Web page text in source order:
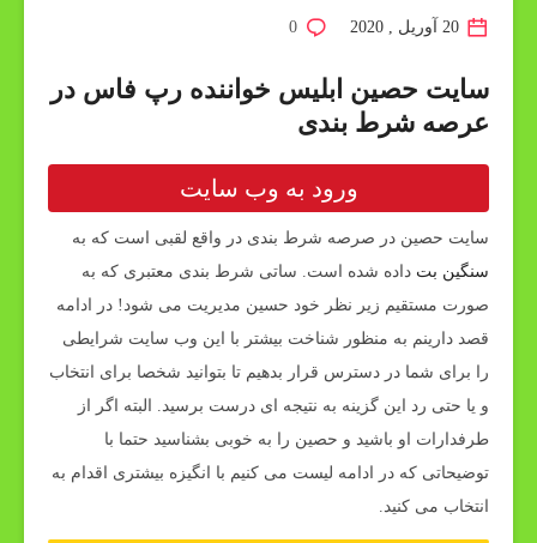
0
سایت حصین ابلیس خواننده رپ فاس در
عرصه شرط بندی
ورود به وب سایت
سایت حصین در صرصه شرط بندی در واقع لقبی است که به
سنگین بت داده شده است. ساتی شرط بندی معتبری که به
صورت مستقیم زیر نظر خود حسین مدیریت می شود! در ادامه
قصد دارینم به منظور شناخت بیشتر با این وب سایت شرایطی
را برای شما در دسترس قرار بدهیم تا بتوانید شخصا برای انتخاب
و یا حتی رد این گزینه به نتیجه ای درست برسید. البته اگر از
طرفدارات او باشید و حصین را به خوبی بشناسید حتما با
توضیحاتی که در ادامه لیست می کنیم با انگیزه بیشتری اقدام به
انتخاب می کنید.